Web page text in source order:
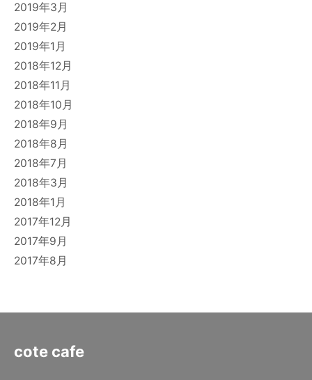
2019年3月
2019年2月
2019年1月
2018年12月
2018年11月
2018年10月
2018年9月
2018年8月
2018年7月
2018年3月
2018年1月
2017年12月
2017年9月
2017年8月
cote cafe